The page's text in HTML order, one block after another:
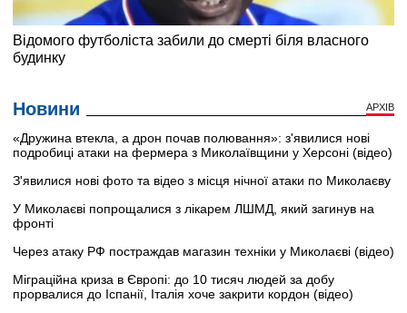
Новини АРХІВ
«Дружина втекла, а дрон почав полювання»: з'явилися нові
подробиці атаки на фермера з Миколаївщини у Херсоні (відео)
З'явилися нові фото та відео з місця нічної атаки по Миколаєву
У Миколаєві попрощалися з лікарем ЛШМД, який загинув на
фронті
Через атаку РФ постраждав магазин техніки у Миколаєві (відео)
Міграційна криза в Європі: до 10 тисяч людей за добу
прорвалися до Іспанії, Італія хоче закрити кордон (відео)